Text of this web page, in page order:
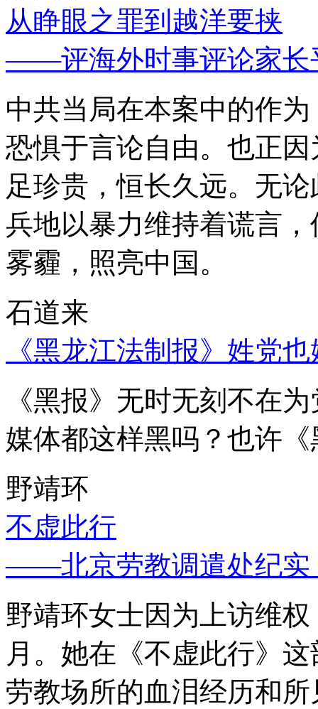
从睁眼之罪到越洋要挟
——评海外时事评论家长
中共当局在本案中的作
恐惧于言论自由。也正
足珍贵，恒长久远。无
兵地以暴力维持着谎言
雾霾，照亮中国。
石道来
《黑龙江法制报》姓党
《黑报》无时无刻不在
媒体都这样黑吗？也许
野靖环
不虚此行
——北京劳教调遣处纪实
野靖环女士因为上访维
月。她在《不虚此行》
劳教场所的血泪经历和